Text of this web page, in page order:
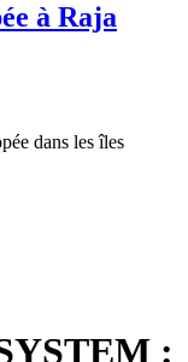
à Raja
dans les îles
: